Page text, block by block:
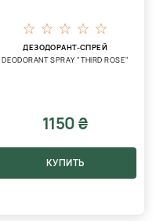
ДЕЗОДОРАНТ-СПРЕЙ
DEODORANT SPRAY "THIRD ROSE"
1150 ₴
КУПИТЬ